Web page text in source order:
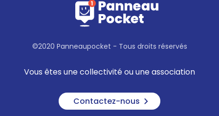
©2020 Panneaupocket - Tous droits réservés
Vous êtes une collectivité ou une association
Contactez-nous